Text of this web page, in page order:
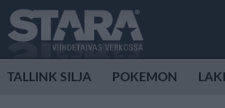
TALLINK SILJA POKEMON LAKI